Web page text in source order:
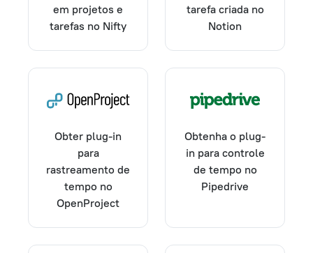
em projetos e
tarefas no Nifty
tarefa criada no
Notion
Obter plug-in
para
rastreamento de
tempo no
OpenProject
Obtenha o plug-
in para controle
de tempo no
Pipedrive